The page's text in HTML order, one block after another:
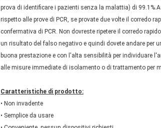
prova di identificare i pazienti senza la malattia) di
rispetto alle prove di PCR, se provate due volte il corredo
confermativa di PCR. Non dovreste ripetere il corredo
un risultato del falso negativo e quindi dovete andare per
buona prestazione e con l'alta sensibilità per individuare
alle misure immediate di isolamento o di trattamento per
Caratteristiche di prodotto:
• Non invadente
• Semplice da usare